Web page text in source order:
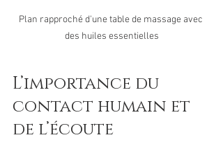
Plan rapproché d'une table de massage avec
des huiles essentielles
L’importance du
contact humain et
de l’écoute